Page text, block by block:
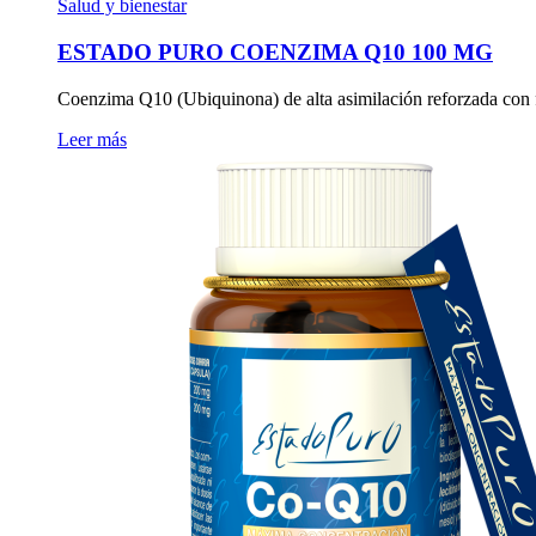
Salud y bienestar
ESTADO PURO COENZIMA Q10 100 MG
Coenzima Q10 (Ubiquinona) de alta asimilación reforzada
Leer más